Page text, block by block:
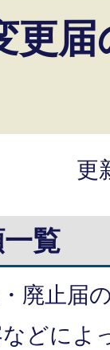
届
更
覧
廃止届
どによ